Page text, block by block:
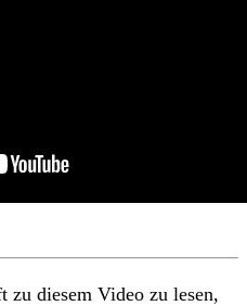
diesem Video zu lesen,